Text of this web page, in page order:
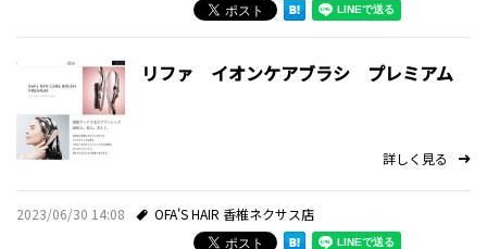
リファ イオンケアブラシ プレミアム
詳しく見る
2023/06/30 14:08 OFA'S HAIR 香椎ネクサス店